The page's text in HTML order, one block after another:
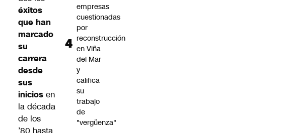
éxitos
que han
marcado
su
carrera
desde
sus
inicios en
la década
de los
’80 hasta
empresas
cuestionadas
por
reconstrucción
en Viña
del Mar
y
califica
su
trabajo
de
"vergüenza"